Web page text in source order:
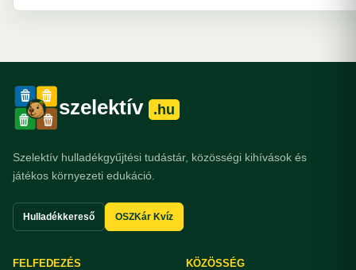
szelektív .hu
Szelektív hulladékgyűjtési tudástár, közösségi kihívások és
játékos környezeti edukáció.
Hulladékkereső OSZKár Kvíz
FELFEDEZÉS KÖZÖSSÉG